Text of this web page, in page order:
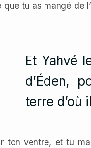
tu as mangé de
ton ventre, et tu